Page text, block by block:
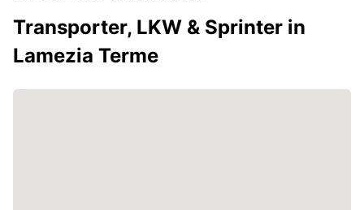
Transporter, LKW & Sprinter in
Lamezia Terme